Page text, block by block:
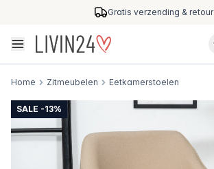
Gratis verzending & retour
Home Zitmeubelen Eetkamerstoelen
SALE -13%